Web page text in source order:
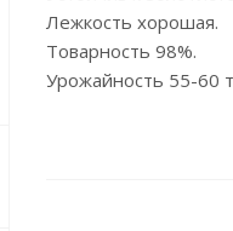
Лежкость хорошая.
Товарность 98%.
Урожайность 55-60